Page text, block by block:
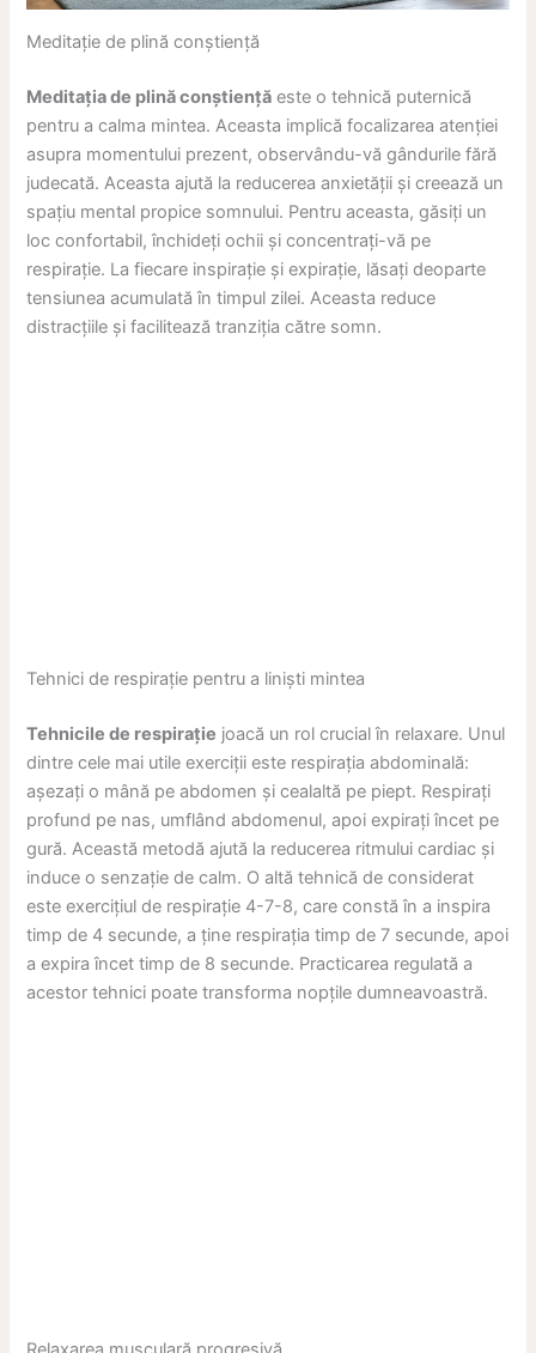
Meditație de plină conștiență
Meditația de plină conștiență este o tehnică puternică
pentru a calma mintea. Aceasta implică focalizarea atenției
asupra momentului prezent, observându-vă gândurile fără
judecată. Aceasta ajută la reducerea anxietății și creează un
spațiu mental propice somnului. Pentru aceasta, găsiți un
loc confortabil, închideți ochii și concentrați-vă pe
respirație. La fiecare inspirație și expirație, lăsați deoparte
tensiunea acumulată în timpul zilei. Aceasta reduce
distracțiile și facilitează tranziția către somn.
Tehnici de respirație pentru a liniști mintea
Tehnicile de respirație joacă un rol crucial în relaxare. Unul
dintre cele mai utile exerciții este respirația abdominală:
așezați o mână pe abdomen și cealaltă pe piept. Respirați
profund pe nas, umflând abdomenul, apoi expirați încet pe
gură. Această metodă ajută la reducerea ritmului cardiac și
induce o senzație de calm. O altă tehnică de considerat
este exercițiul de respirație 4-7-8, care constă în a inspira
timp de 4 secunde, a ține respirația timp de 7 secunde, apoi
a expira încet timp de 8 secunde. Practicarea regulată a
acestor tehnici poate transforma nopțile dumneavoastră.